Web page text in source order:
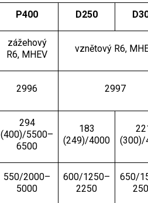
P400 D250
zážehový
R6, MHEV
vznětový R6,
2996 2997
294
(400)/5500–
6500
183
(249)/4000
(300)/
550/2000–
5000
600/1250–
2250
650/